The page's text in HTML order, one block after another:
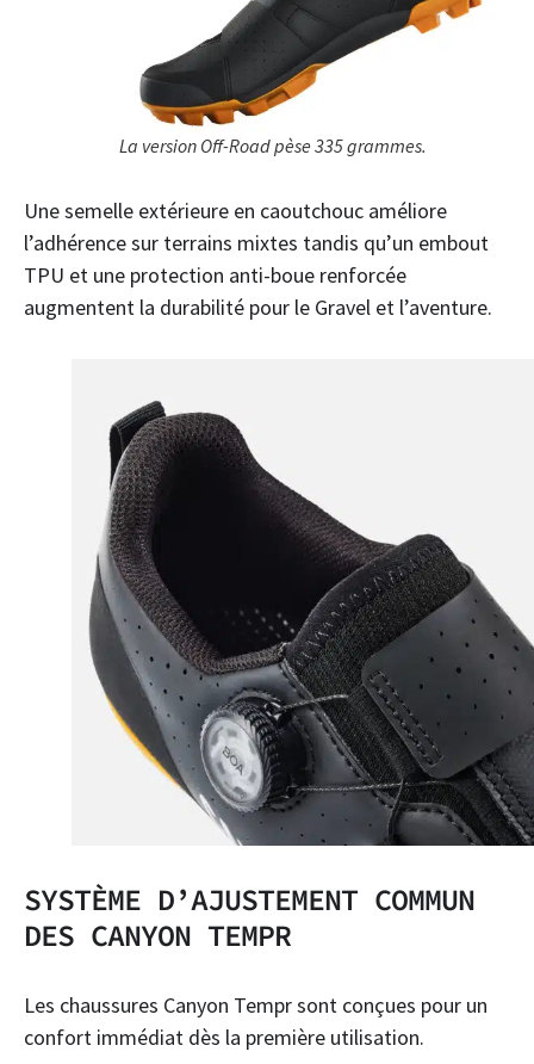
La version Off-Road pèse 335 grammes.
Une semelle extérieure en caoutchouc améliore
l’adhérence sur terrains mixtes tandis qu’un embout
TPU et une protection anti-boue renforcée
augmentent la durabilité pour le Gravel et l’aventure.
SYSTÈME D’AJUSTEMENT COMMUN
DES CANYON TEMPR
Les chaussures Canyon Tempr sont conçues pour un
confort immédiat dès la première utilisation.